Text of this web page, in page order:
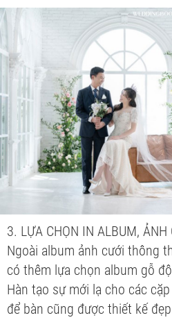
3. LỰA CHỌN IN ALBUM, ẢNH
Ngoài album ảnh cưới thông
có thêm lựa chọn album gỗ
Hàn tạo sự mới lạ cho các
để bàn cũng được thiết kế